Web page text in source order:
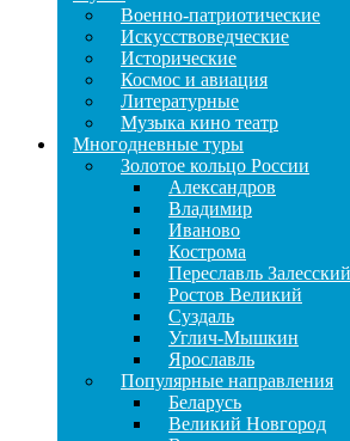
Военно-патриотические
Искусствоведческие
Исторические
Космос и авиация
Литературные
Музыка кино театр
Многодневные туры
Золотое кольцо России
Александров
Владимир
Иваново
Кострома
Переславль Залесский
Ростов Великий
Суздаль
Углич-Мышкин
Ярославль
Популярные направления
Беларусь
Великий Новгород